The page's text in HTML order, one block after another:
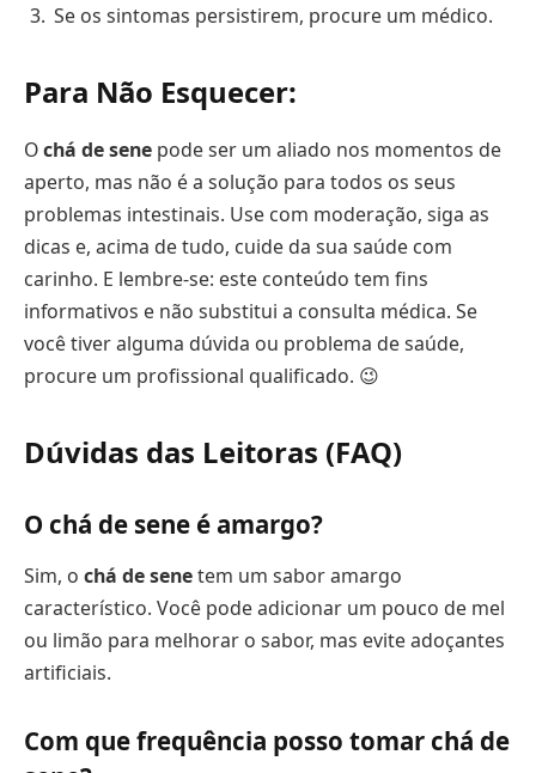
Se os sintomas persistirem, procure um médico.
Para Não Esquecer:
Ochá de sene pode ser um aliado nos momentos de
aperto, mas não é a solução para todos os seus
problemas intestinais. Use com moderação, siga as
dicas e, acima de tudo, cuide da sua saúde com
carinho. E lembre-se: este conteúdo tem fins
informativos e não substitui a consulta médica. Se
você tiver alguma dúvida ou problema de saúde,
procure um profissional qualificado. 😉
Dúvidas das Leitoras (FAQ)
O chá de sene é amargo?
Sim, o chá de senetem um sabor amargo
característico. Você pode adicionar um pouco de mel
ou limão para melhorar o sabor, mas evite adoçantes
artificiais.
Com que frequência posso tomar chá de